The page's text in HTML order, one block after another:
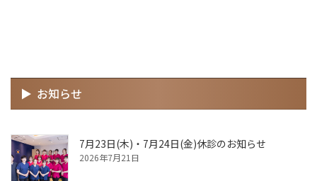
お知らせ
7月23日(木)・7月24日(金)休診のお知らせ
2026年7月21日